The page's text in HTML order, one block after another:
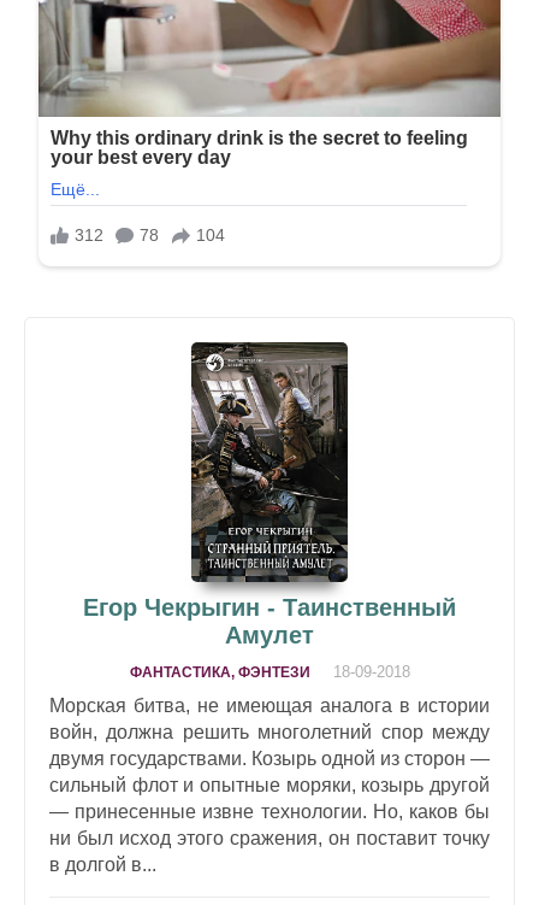
Егор Чекрыгин - Таинственный
Амулет
ФАНТАСТИКА, ФЭНТЕЗИ 18-09-2018
Морская битва, не имеющая аналога в истории
войн, должна решить многолетний спор между
двумя государствами. Козырь одной из сторон —
сильный флот и опытные моряки, козырь другой
— принесенные извне технологии. Но, каков бы
ни был исход этого сражения, он поставит точку
в долгой в...